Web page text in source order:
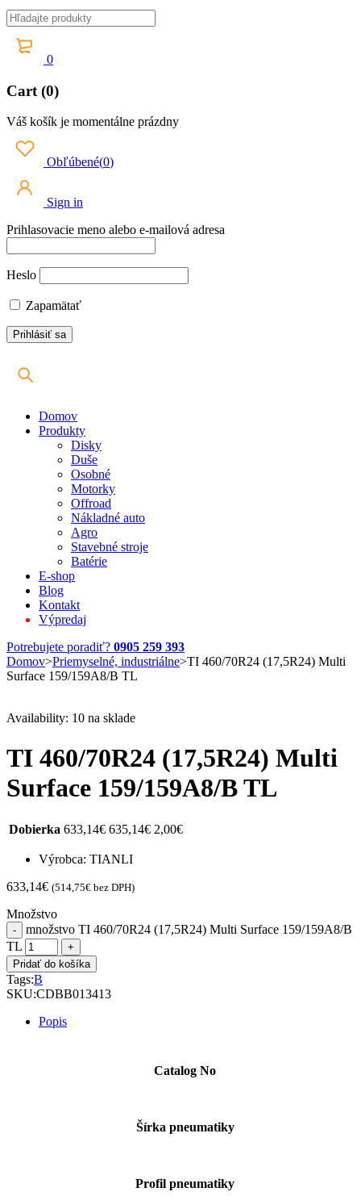
0
Cart (0)
Váš košík je momentálne prázdny
Obľúbené(0)
Sign in
Prihlasovacie meno alebo e-mailová adresa
Heslo
Zapamätať
Domov
Produkty
Disky
Duše
Osobné
Motorky
Offroad
Nákladné auto
Agro
Stavebné stroje
Batérie
E-shop
Blog
Kontakt
Výpredaj
Potrebujete poradiť? 0905 259 393
Domov>Priemyselné, industriálne>TI 460/70R24 (17,5R24) Multi
Surface 159/159A8/B TL
Availability: 10 na sklade
TI 460/70R24 (17,5R24) Multi
Surface 159/159A8/B TL
Dobierka 633,14€ 635,14€ 2,00€
Výrobca: TIANLI
633,14€ (514,75€ bez DPH)
Množstvo
množstvo TI 460/70R24 (17,5R24) Multi Surface 159/159A8/B
TL
Pridať do košíka
Tags:B
SKU:CDBB013413
Popis
Catalog No
Šírka pneumatiky
Profil pneumatiky